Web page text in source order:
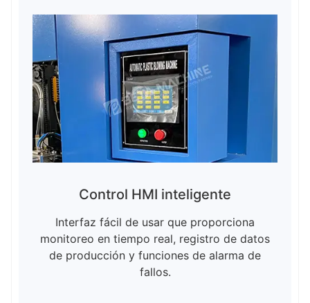
Control HMI inteligente
Interfaz fácil de usar que proporciona
monitoreo en tiempo real, registro de datos
de producción y funciones de alarma de
fallos.